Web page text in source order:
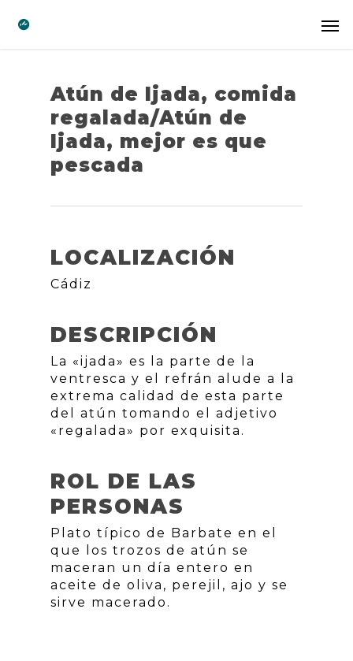
Atún de Ijada, comida
regalada/Atún de
Ijada, mejor es que
pescada
LOCALIZACIÓN
Cádiz
DESCRIPCIÓN
La «ijada» es la parte de la
ventresca y el refrán alude a la
extrema calidad de esta parte
del atún tomando el adjetivo
«regalada» por exquisita.
ROL DE LAS
PERSONAS
Plato típico de Barbate en el
que los trozos de atún se
maceran un día entero en
aceite de oliva, perejil, ajo y se
sirve macerado.